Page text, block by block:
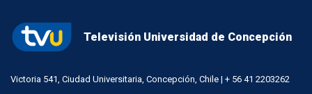
Televisión Universidad de Concepción
Victoria 541, Ciudad Universitaria, Concepción, Chile | + 56 41 2203262